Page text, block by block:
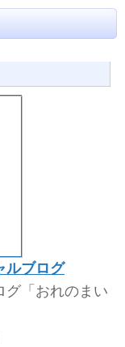
ルブログ
グ「おれのまい